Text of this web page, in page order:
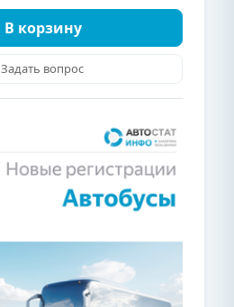
В корзину
Задать вопрос